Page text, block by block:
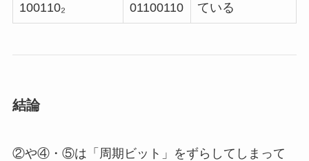
100110₂
01100110
ている
結論
②や④・⑤は「周期ビット」をずらしてしまって